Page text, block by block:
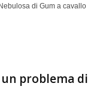
di Gum a cavallo
problema di